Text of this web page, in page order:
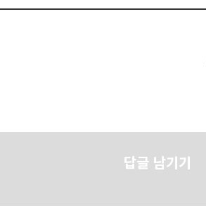
답글 남기기